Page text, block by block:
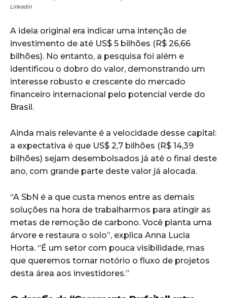
Linkedin
A ideia original era indicar uma intenção de
investimento de até US$ 5 bilhões (R$ 26,66
bilhões). No entanto, a pesquisa foi além e
identificou o dobro do valor, demonstrando um
interesse robusto e crescente do mercado
financeiro internacional pelo potencial verde do
Brasil.
Ainda mais relevante é a velocidade desse capital:
a expectativa é que US$ 2,7 bilhões (R$ 14,39
bilhões) sejam desembolsados já até o final deste
ano, com grande parte deste valor já alocada.
“A SbN é a que custa menos entre as demais
soluções na hora de trabalharmos para atingir as
metas de remoção de carbono. Você planta uma
árvore e restaura o solo”, explica Anna Lucia
Horta. “É um setor com pouca visibilidade, mas
que queremos tornar notório o fluxo de projetos
desta área aos investidores.”